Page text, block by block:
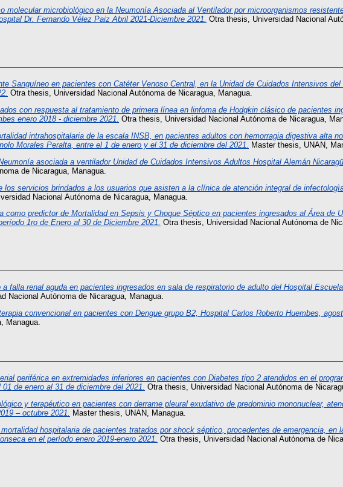
molecular microbiológico en la Neumonía Asociada al Ventilador por microorganismos
Dr. Fernando Vélez Paiz Abril 2021-Diciembre 2021. Otra thesis, Universidad Nacional
Sanguíneo en pacientes con Catéter Venoso Central, en la Unidad de Cuidados Intensivos del
Otra thesis, Universidad Nacional Autónoma de Nicaragua, Managua.
con respuesta al tratamiento de primera línea en linfoma de Hodgkin clásico de pacientes
enero 2018 - diciembre 2021. Otra thesis, Universidad Nacional Autónoma de Nicaragua,
intrahospitalaria de la escala INSB, en pacientes adultos con hemorragia digestiva alta
Morales Peralta, entre el 1 de enero y el 31 de diciembre del 2021.
Master thesis, UNAN,
asociada a ventilador Unidad de Cuidados Intensivos Adultos Hospital Alemán
de Nicaragua, Managua.
los servicios brindados a los usuarios que asisten a la clínica de atención integral de
Nacional Autónoma de Nicaragua, Managua.
como predictor de Mortalidad en Sepsis y Choque Séptico en pacientes ingresados al Área de
1ro de Enero al 30 de Diciembre 2021. Otra thesis, Universidad Nacional Autónoma de
falla renal aguda en pacientes ingresados en sala de respiratorio de adulto del Hospital
Nacional Autónoma de Nicaragua, Managua.
convencional en pacientes con Dengue grupo B2, Hospital Carlos Roberto Huembes,
Managua.
periférica en extremidades inferiores en pacientes con Diabetes tipo 2 atendidos en el
de enero al 31 de diciembre del 2021. Otra thesis, Universidad Nacional Autónoma de
y terapéutico en pacientes con derrame pleural exudativo de predominio mononuclear,
– octubre 2021. Master thesis, UNAN, Managua.
hospitalaria de pacientes tratados por shock séptico, procedentes de emergencia, en
en el período enero 2019-enero 2021. Otra thesis, Universidad Nacional Autónoma de